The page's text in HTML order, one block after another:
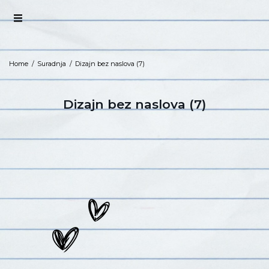
Home / Suradnja / Dizajn bez naslova (7)
Dizajn bez naslova (7)